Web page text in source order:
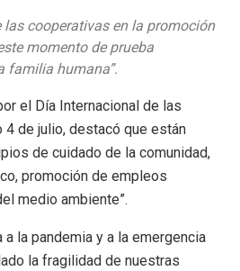
las cooperativas en la promoción
momento de prueba
familia humana”.
el Día Internacional de las
4 de julio, destacó que están
de cuidado de la comunidad,
promoción de empleos
medio ambiente”.
la pandemia y a la emergencia
la fragilidad de nuestras